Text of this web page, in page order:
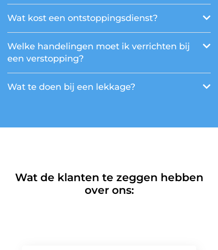
Wat kost een ontstoppingsdienst?
Welke handelingen moet ik verrichten bij
een verstopping?
Wat te doen bij een lekkage?
Wat de klanten te zeggen hebben
over ons: